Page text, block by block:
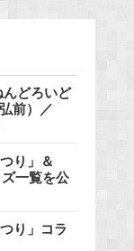
どろいど
前）／
り」＆
一覧を公
り」コラ